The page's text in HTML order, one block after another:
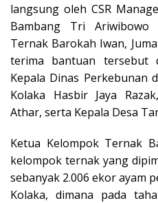
langsung oleh CSR
Bambang Tri Ariwibowo
Ternak Barokah Iwan,
terima bantuan tersebut
Kepala Dinas Perkebunan
Kolaka Hasbir Jaya
Athar, serta Kepala Desa
Ketua Kelompok Ternak
kelompok ternak yang
sebanyak 2.006 ekor ayam
Kolaka, dimana pada